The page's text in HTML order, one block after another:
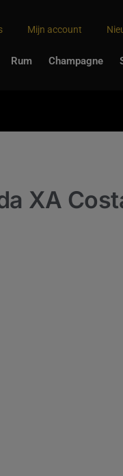
Mijn account
Rum Champagne
XA